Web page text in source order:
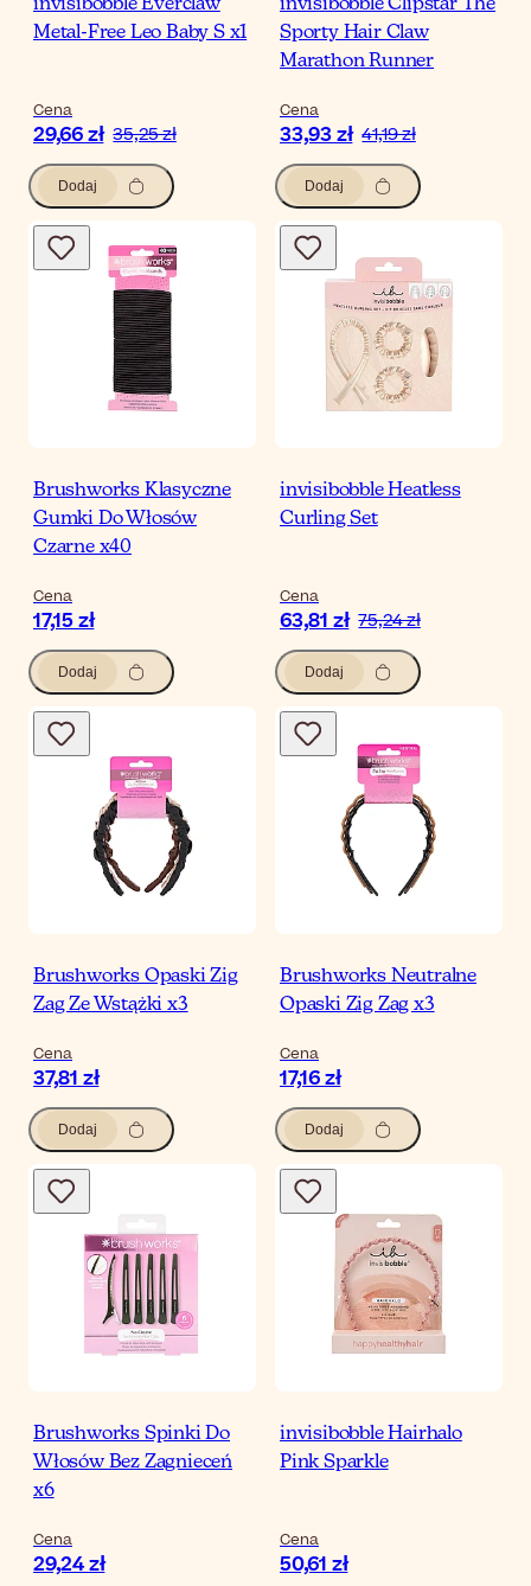
invisibobble Everclaw
Metal-Free Leo Baby S x1
Cena
29,66 zł 35,25 zł
Dodaj
invisibobble Clipstar The
Sporty Hair Claw
Marathon Runner
Cena
33,93 zł 41,19 zł
Dodaj
Brushworks Klasyczne
Gumki Do Włosów
Czarne x40
Cena
17,15 zł
Dodaj
invisibobble Heatless
Curling Set
Cena
63,81 zł 75,24 zł
Dodaj
Brushworks Opaski Zig
Zag Ze Wstążki x3
Cena
37,81 zł
Dodaj
Brushworks Neutralne
Opaski Zig Zag x3
Cena
17,16 zł
Dodaj
Brushworks Spinki Do
Włosów Bez Zagnieceń
x6
Cena
29,24 zł
invisibobble Hairhalo
Pink Sparkle
Cena
50,61 zł